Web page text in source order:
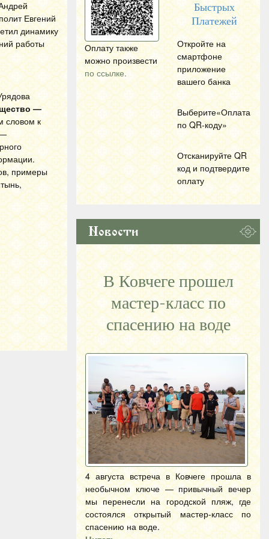
Евгений
динамику
работы
—
словом к
примеры
Оплату также
можно произвести
по ссылке.
Быстрых
Платежей
Откройте на
смартфоне
приложение
вашего банка
Выберите«Оплата
по QR-коду»
Отсканируйте QR
код и подтвердите
оплату
Новости
В Ковчеге прошел
мастер-класс по
спасению на воде
4 августа встреча в Ковчеге прошла в
необычном ключе — привычный вечер
мы перенесли на городской пляж, где
состоялся открытый мастер-класс по
спасению на воде.